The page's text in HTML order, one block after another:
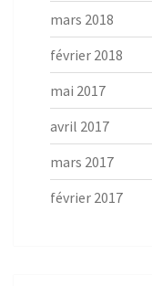
mars 2018
février 2018
mai 2017
avril 2017
mars 2017
février 2017